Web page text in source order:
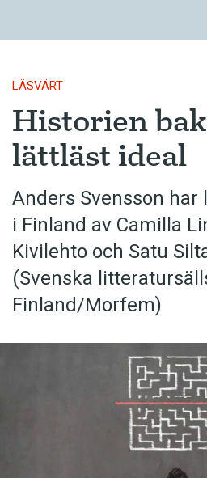
LÄSVÄRT
Historien
lättläst ideal
Anders Svensson har
i Finland av Camilla
Kivilehto och Satu
(Svenska
Finland/Morfem)